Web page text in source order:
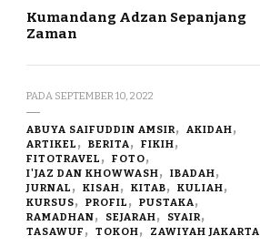
Kumandang Adzan Sepanjang
Zaman
PADA SEPTEMBER 10, 2022
ABUYA SAIFUDDIN AMSIR
AKIDAH
ARTIKEL
BERITA
FIKIH
FITOTRAVEL
FOTO
I'JAZ DAN KHOWWASH
IBADAH
JURNAL
KISAH KITAB
KULIAH
KURSUS
PROFIL
PUSTAKA
RAMADHAN
SEJARAH
SYAIR
TASAWUF
TOKOH ZAWIYAH JAKARTA